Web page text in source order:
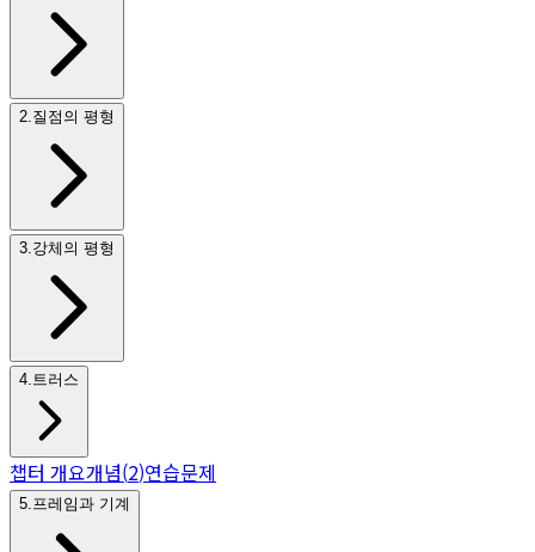
2 질점의 평형
3 강체의 평형
4 트러스
챕터 개요개념(2)연습문제
5 프레임과 기계